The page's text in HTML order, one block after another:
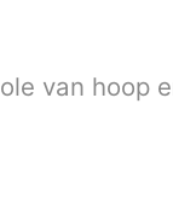
van hoop